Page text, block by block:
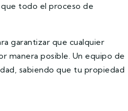
todo el proceso de
garantizar que cualquier
manera posible. Un equipo de
sabiendo que tu propiedad